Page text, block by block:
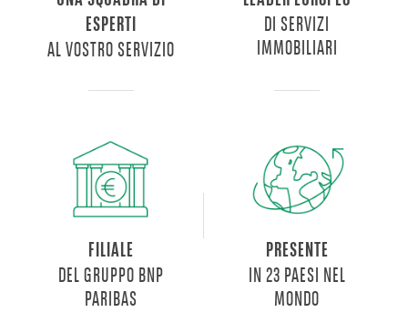
ESPERTI
AL VOSTRO SERVIZIO
DI SERVIZI
IMMOBILIARI
FILIALE
DEL GRUPPO BNP
PARIBAS
PRESENTE
IN 23 PAESI NEL
MONDO